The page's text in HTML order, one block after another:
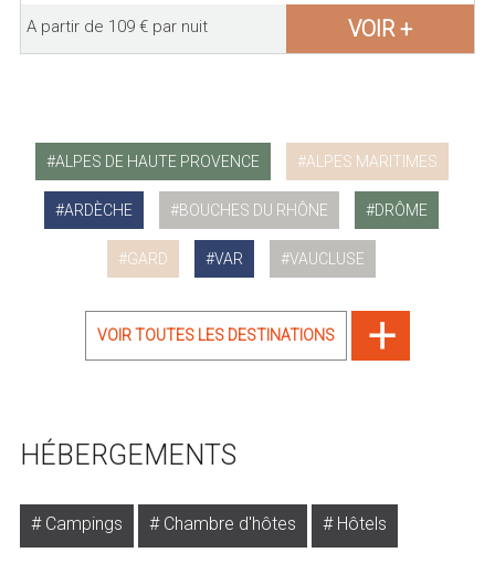
A partir de 109 € par nuit VOIR +
ALPES DE HAUTE PROVENCE ALPES MARITIMES
ARDÈCHE BOUCHES DU RHÔNE DRÔME
GARD VAR VAUCLUSE
VOIR TOUTES LES DESTINATIONS
HÉBERGEMENTS
Campings Chambre d'hôtes Hôtels